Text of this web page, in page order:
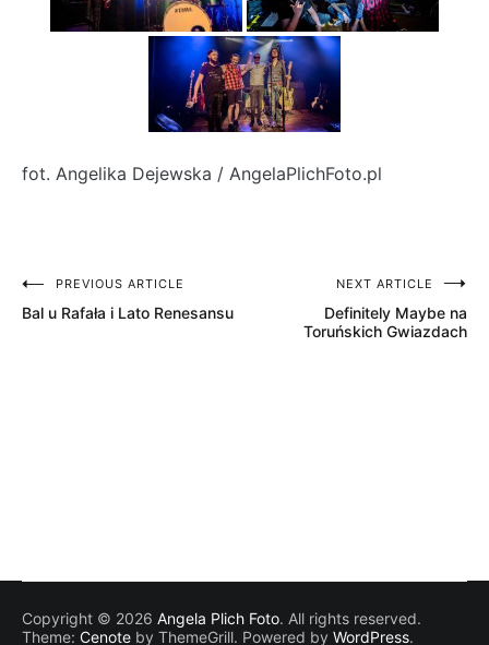
fot. Angelika Dejewska / AngelaPlichFoto.pl
Nawigacja
PREVIOUS ARTICLE
Bal u Rafała i Lato Renesansu
NEXT ARTICLE
Definitely Maybe na
Toruńskich Gwiazdach
Copyright © 2026 Angela Plich Foto. All rights reserved.
Theme: Cenote by ThemeGrill. Powered by WordPress.